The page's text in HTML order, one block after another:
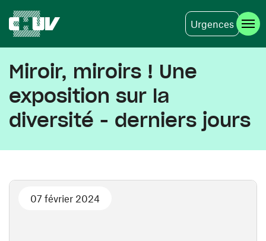
Urgences
Miroir, miroirs ! Une
exposition sur la
diversité - derniers jours
07 février 2024